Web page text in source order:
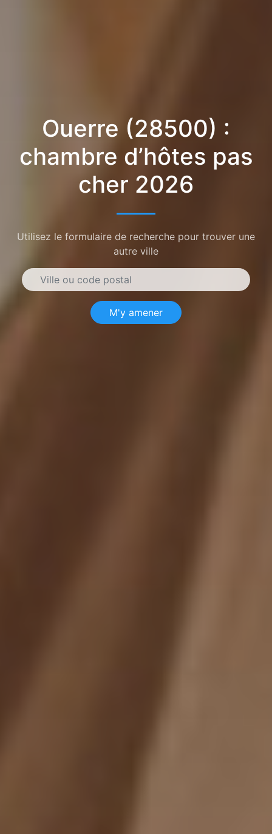
Ouerre (28500) :
chambre d’hôtes pas
cher 2026
Utilisez le formulaire de recherche pour trouver une
autre ville
M'y amener